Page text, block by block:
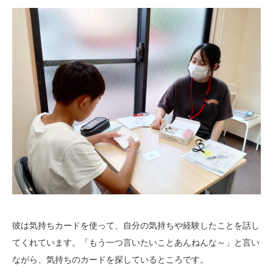
彼は気持ちカードを使って、自分の気持ちや経験したことを話し
てくれています。「もう一つ言いたいことあんねんな～」と言い
ながら、気持ちのカードを探しているところです。